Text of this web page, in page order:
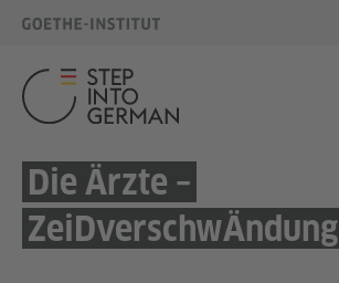
Die Ärzte –
ZeiDverschwÄndung